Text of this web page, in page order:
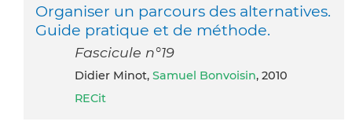
Organiser un parcours des alternatives.
Guide pratique et de méthode.
Fascicule n°19
Didier Minot, Samuel Bonvoisin, 2010
RECit